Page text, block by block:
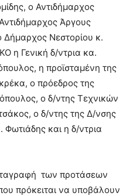
ο Αντιδήμαρχος
Άργους
Νεστορίου κ.
η Γενική δ/ντρια κα.
η προϊσταμένη της
ο πρόεδρος της
ο δ/ντης Τεχνικών
ο δ/ντης της Δ/νσης
και η δ/ντρια
των προτάσεων
πρόκειται να υποβάλουν